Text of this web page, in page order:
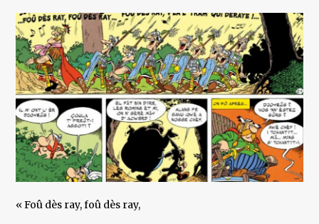
« Foû dès ray, foû dès ray,